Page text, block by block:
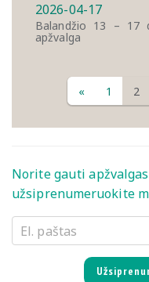
2026-04-17
Balandžio 13 – 17
apžvalga
« 1 2
Norite gauti
užsiprenumeruokite